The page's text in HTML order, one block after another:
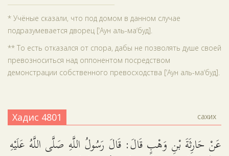
* Учёные сказали, что под домом в данном случае
подразумевается дворец [‘Аун аль-ма‘буд].
** То есть отказался от спора, дабы не позволять душе своей
превозноситься над оппонентом посредством
демонстрации собственного превосходства [‘Аун аль-ма‘буд].
Хадис 4801 сахих
عَنْ حَارِثَةَ بْنِ وَهْبٍ قَالَ: قَالَ رَسُولُ اللَّهِ صَلَّى اللَّهُ عَلَيْهِ